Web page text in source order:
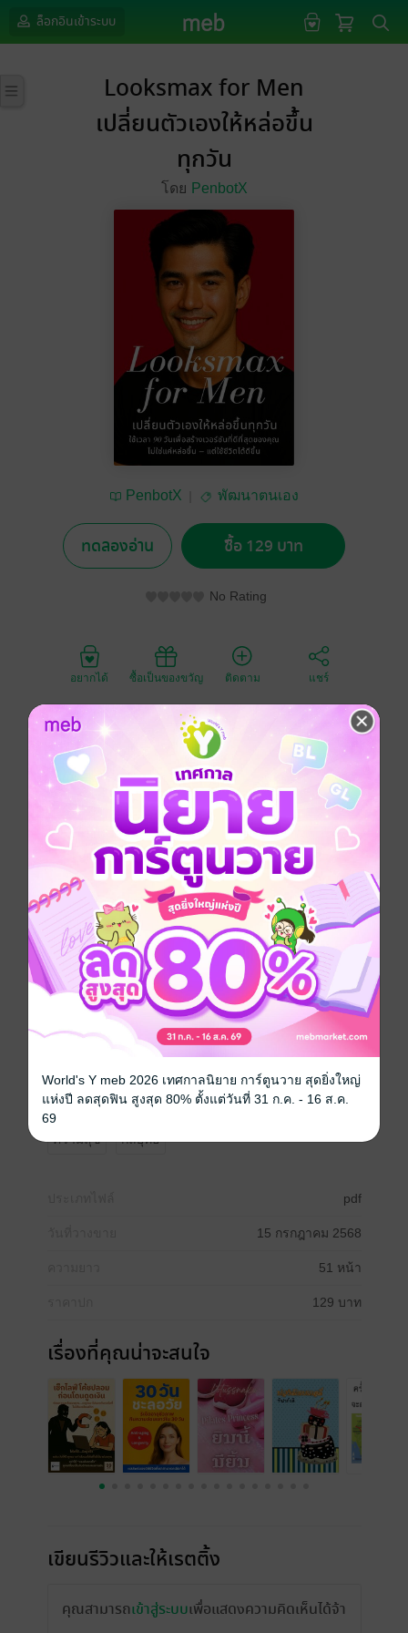
ล็อกอินเข้าระบบ
Looksmax for Men
เปลี่ยนตัวเองให้หล่อขึ้น
ทุกวัน
โดย PenbotX
PenbotX พัฒนาตนเอง
ทดลองอ่าน ซื้อ 129 บาท
No Rating
อยากได้ ซื้อเป็นของขวัญ ติดตาม แชร์
Looksmax for Men เปลี่ยนตัวเองให้หล่อขึ้นทุกวัน
คุณไม่มีเวลาชีวิตมากพอ
ที่จะรอให้คนอื่น "มองข้ามรูปลักษณ์ แล้วค่อยเห็นความดี
ข้างใน"
ถ้าอยากถูกมองเห็น คุณต้อง ดูดีขึ้น ตั้งแต่แรกพบ
หนังสือเล่มนี้จะพาคุณ
ปลดล็อกโครงหน้าให้ชัดขึ้นแบบธรรมชาติ
ใช้ Face Workout + Mewing อย่างถูกวิธี
ปรับบุคลิก สายตา การแต่งตัว ให้ดูดีแบบไม่ฝืน
เปลี่ยนผิวหน้า กล้ามเนื้อ และความมั่นใจให้ "อัปเลเวล"
นี่ไม่ใช่แค่ "การเปลี่ยนลุค"
แต่มันคือ "การยกระดับตัวตน" ทั้งภายนอกและภายใน
เพื่อให้คุณกล้าก้าวเข้าไปในทุกโอกาสของชีวิต
ในเวอร์ชันที่ คุณภูมิใจที่สุด
พัฒนาตนเอง แรงบันดาลใจ ความสำเร็จ
ความสุข กลยุทธ์
pdf
15 กรกฎาคม 2568
51 หน้า
129 บาท
เรื่องที่คุณน่าจะสนใจ
เขียนรีวิวและให้เรตติ้ง
คุณสามารถเข้าสู่ระบบเพื่อแสดงความคิดเห็นได้จ้า
World's Y meb 2026 เทศกาลนิยาย การ์ตูนวาย สุดยิ่งใหญ่
แห่งปี ลดสุดฟิน สูงสุด 80% ตั้งแต่วันที่ 31 ก.ค. - 16 ส.ค.
69